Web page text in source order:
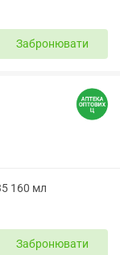
Забронювати
160 мл
Забронювати